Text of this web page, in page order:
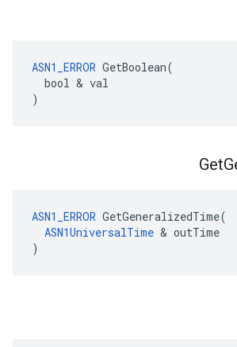
ASN1_ERROR GetBoolean(
  bool & val
)
Get
ASN1_ERROR GetGeneralizedTime(
ASN1UniversalTime & outTime
)